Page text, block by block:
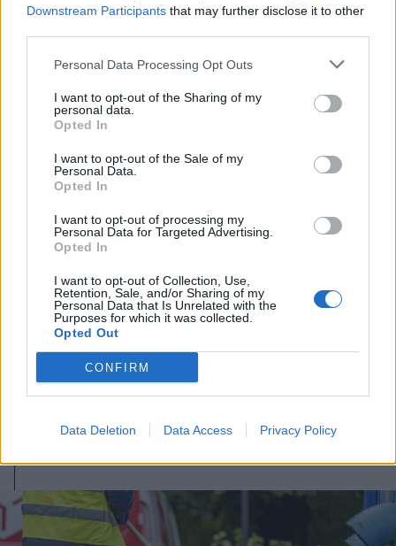
Downstream Participants that may further disclose it to other
Personal Data Processing Opt Outs
I want to opt-out of the Sharing of my
personal data.
Opted In
I want to opt-out of the Sale of my
Personal Data.
Opted In
I want to opt-out of processing my
Personal Data for Targeted Advertising.
Opted In
I want to opt-out of Collection, Use,
Retention, Sale, and/or Sharing of my
Personal Data that Is Unrelated with the
Purposes for which it was collected.
Opted Out
CONFIRM
Data Deletion Data Access Privacy Policy
2026. augusztus 05., szerda
Megduplázódott a fogyasztás,
leállítják a vízszolgáltatást
Szászrégenben